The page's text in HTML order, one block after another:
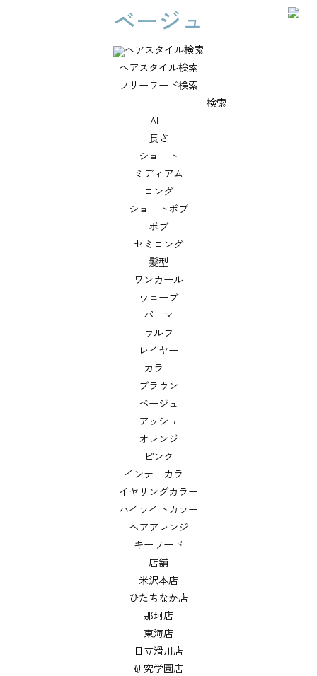
ベージュ
ヘアスタイル検索
ヘアスタイル検索
フリーワード検索
検索
ALL
長さ
ショート
ミディアム
ロング
ショートボブ
ボブ
セミロング
髪型
ワンカール
ウェーブ
パーマ
ウルフ
レイヤー
カラー
ブラウン
ベージュ
アッシュ
オレンジ
ピンク
インナーカラー
イヤリングカラー
ハイライトカラー
ヘアアレンジ
キーワード
店舗
米沢本店
ひたちなか店
那珂店
東海店
日立滑川店
研究学園店